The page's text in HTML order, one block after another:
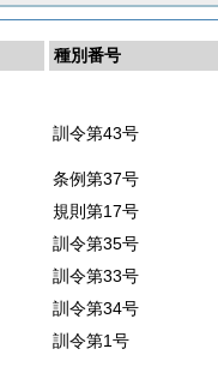
種別番号
訓令第43号
条例第37号
規則第17号
訓令第35号
訓令第33号
訓令第34号
訓令第1号